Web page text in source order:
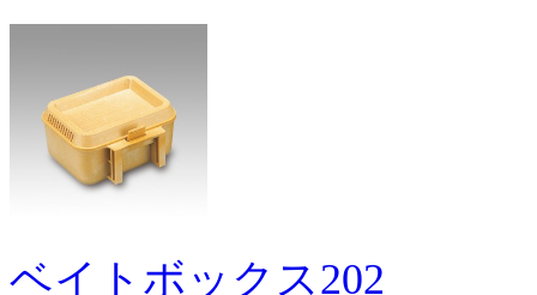
ベイトボックス202